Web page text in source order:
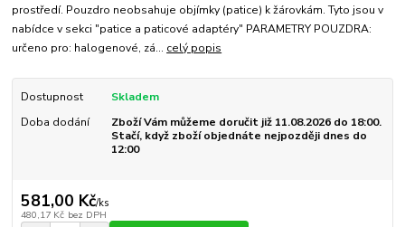
prostředí. Pouzdro neobsahuje objímky (patice) k žárovkám. Tyto jsou v
nabídce v sekci "patice a paticové adaptéry" PARAMETRY POUZDRA:
určeno pro: halogenové, zá... celý popis
Dostupnost
Skladem
Doba dodání
Zboží Vám můžeme doručit již 11.08.2026 do 18:00.
Stačí, když zboží objednáte nejpozději dnes do
12:00
581,00 Kč/ks
480,17 Kč bez DPH